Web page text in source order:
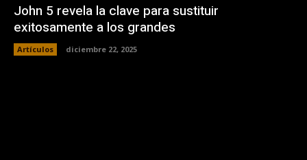
John 5 revela la clave para sustituir
exitosamente a los grandes
Artículos diciembre 22, 2025